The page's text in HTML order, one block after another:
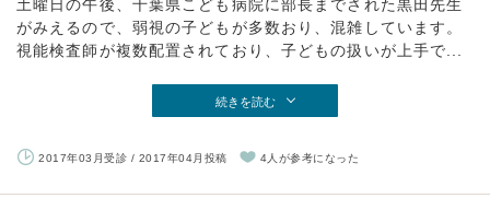
土曜日の午後、千葉県こども病院に部長までされた黒田先生
がみえるので、弱視の子どもが多数おり、混雑しています。
視能検査師が複数配置されており、子どもの扱いが上手で...
続きを読む
2017年03月受診 / 2017年04月投稿 4人が参考になった